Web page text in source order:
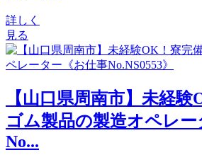
詳しく
見る
【山口県周南市】未経験
ゴム製品の製造オペレ
No...